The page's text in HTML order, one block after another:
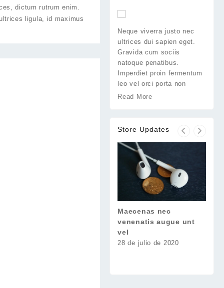
dictum rutrum enim.
ligula, id maximus
Neque viverra justo nec
ultrices dui sapien eget.
Gravida cum sociis
natoque penatibus.
Imperdiet proin fermentum
leo vel orci porta non
Read More
Store Updates
Maecenas nec
venenatis augue unt
vel
28 de julio de 2020